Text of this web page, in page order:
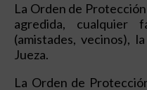
La Orden de
agredida, cualquier
(amistades, vecinos),
Jueza.
La Orden de